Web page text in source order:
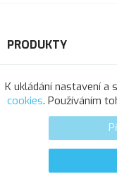
PRODUKTY
NAŠE SPOLEČNOST
VÁŠ ÚČET
INFORMACE O
K ukládání nastavení a
cookies. Používáním
© 2025 -